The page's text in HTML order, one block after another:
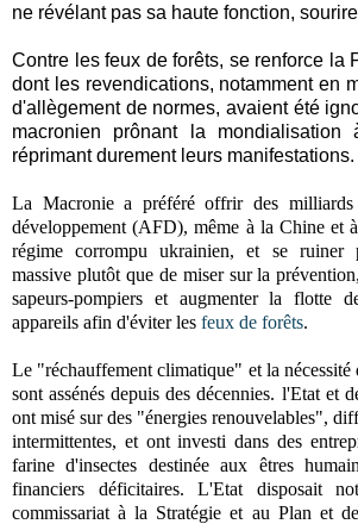
ne révélant pas sa haute fonction,
Contre les feux de forêts, se renforce la
dont les revendications, notamment en
d'allègement de normes, avaient été
macronien prônant la
réprimant durement leurs manifestations.
La Macronie a préféré offrir des milliards
développement (AFD), même à la Chine et
régime corrompu ukrainien, et se ruiner
massive plutôt que de miser sur la
sapeurs-pompiers et augmenter la flotte
appareils afin d'éviter les feux de forêts.
Le "réchauffement climatique" et la nécessité
sont assénés depuis des décennies. l'Etat et
ont misé sur des "énergies renouvelables",
intermittentes, et ont investi dans des
farine d'insectes destinée aux êtres
financiers déficitaires. L'Etat disposait
commissariat à la Stratégie et au Plan et